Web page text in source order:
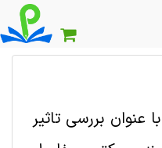
عنوان بررسی تاثیر